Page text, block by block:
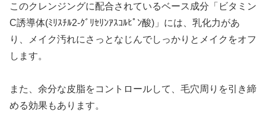
このクレンジングに配合されているベース成分「ビタミン
C誘導体(ﾐﾘｽﾁﾙ2-ｸﾞﾘｾﾘﾝｱｽｺﾙﾋﾟﾝ酸)」には、乳化力があ
り、メイク汚れにさっとなじんでしっかりとメイクをオフ
します。
また、余分な皮脂をコントロールして、毛穴周りを引き締
める効果もあります。